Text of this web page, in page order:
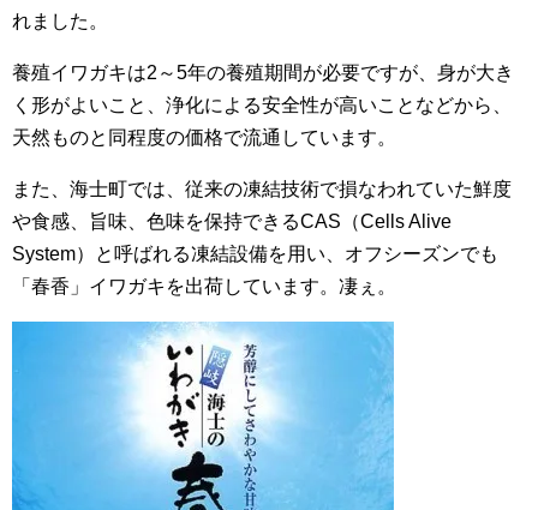
れました。
養殖イワガキは2～5年の養殖期間が必要ですが、身が大き
く形がよいこと、浄化による安全性が高いことなどから、
天然ものと同程度の価格で流通しています。
また、海士町では、従来の凍結技術で損なわれていた鮮度
や食感、旨味、色味を保持できるCAS（Cells Alive
System）と呼ばれる凍結設備を用い、オフシーズンでも
「春香」イワガキを出荷しています。凄ぇ。